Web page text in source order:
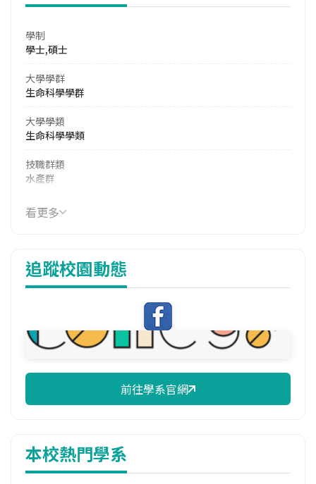
學制
學士,碩士
大學學群
生命科學學群
大學學類
生命科學學類
技職群類
水產群
114年學費
15,030 元/學期
9,410 元/學期
114年註冊率
校際選課人數
113學年度下學期
2
修輔系人數
113學年度下學期
看更多
追蹤校園動態
前往學系官網
本校熱門學系